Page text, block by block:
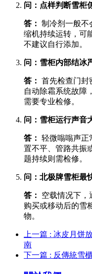
问：点样判断雪柜
答：
制冷剂一般
缩机持续运转，可
不建议自行添加。
问：雪柜内部结冰
答：
首先检查门
自动除霜系统故障
需要专业检修。
问：雪柜运行声音
答：
轻微嗡嗡声
置不平、管路共振
题持续则需检修。
问：北极牌雪柜最
答：
空载情况下
购买或移动后的雪
物。
上一篇 : 冰皮月饼
南
下一篇 : 反傳統雪